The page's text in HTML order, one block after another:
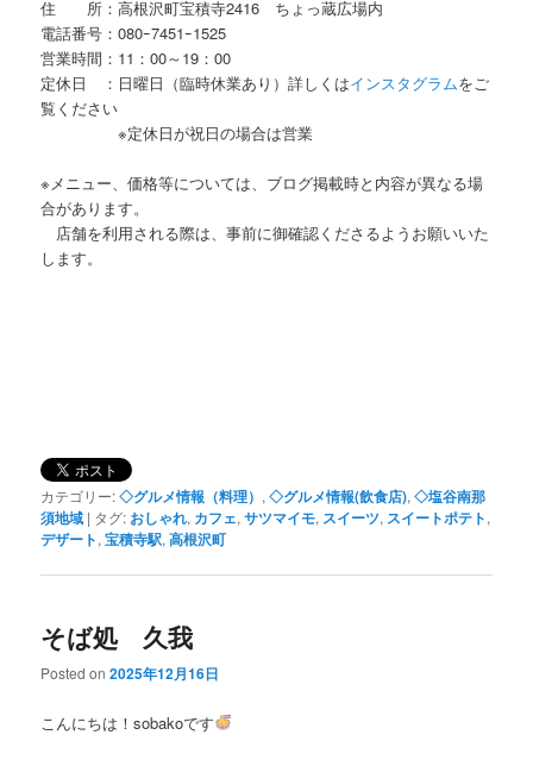
住 所：高根沢町宝積寺2416 ちょっ蔵広場内
電話番号：080ｰ7451ｰ1525
営業時間：11：00～19：00
定休日 ：日曜日（臨時休業あり）詳しくはインスタグラムをご
覧ください
※定休日が祝日の場合は営業
※メニュー、価格等については、ブログ掲載時と内容が異なる場
合があります。
店舗を利用される際は、事前に御確認くださるようお願いいた
します。
カテゴリー:◇グルメ情報（料理） ,◇グルメ情報(飲食店),◇塩谷南那
須地域 | タグ: おしゃれ, カフェ,サツマイモ, スイーツ, スイートポテト,
デザート,宝積寺駅,高根沢町
そば処 久我
Posted on2025年12月16日
こんにちは！sobakoです